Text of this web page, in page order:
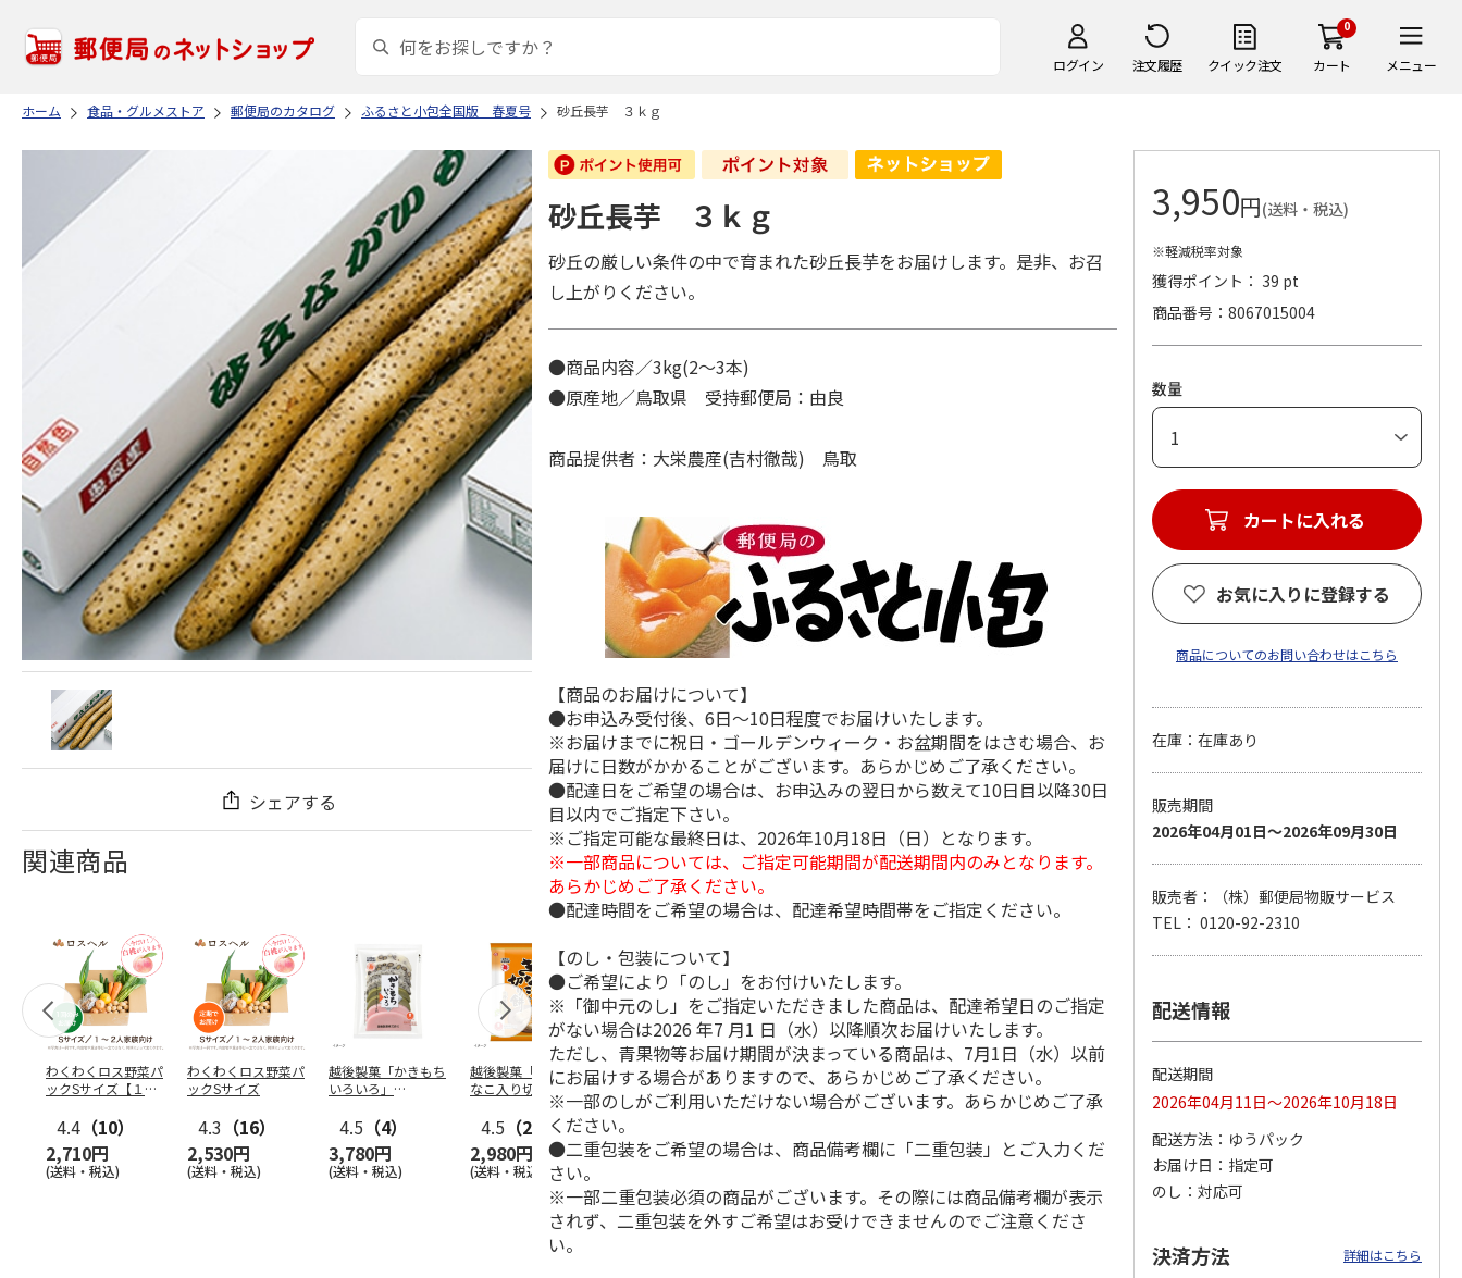
ログイン 注文履歴 クイック注文
0
カート メニュー
ホーム 食品・グルメストア 郵便局のカタログ ふるさと小包全国版 春夏号 砂丘長芋 ３ｋｇ
シェアする
関連商品
わくわくロス野菜パ
ックSサイズ【１
4.4 （10）
2,710円
(送料・税込)
わくわくロス野菜パ
ックSサイズ
4.3 （16）
2,530円
(送料・税込)
越後製菓「かきもち
いろいろ」
4.5 （4）
3,780円
(送料・税込)
越後製菓「生一番き
なこ入り切り餅」
4.5 （2）
2,980円
(送料・税込)
さやまるプロジェク
トの朝採り完熟トマ
ト
4.8
3,780円
越後製菓「よもぎも
ち きねつき」
450g×10袋
4,680円
ゴールドラッシュ＆
ピュアホワイト
4,420円
わくわくロス野菜パ
ックMサイズ【１
回】
3,865円
ＪＡあきた湖東のえ
4.8
（10）
2,700円
(送料・税込)
袋
砂丘長芋 ３ｋｇ
砂丘の厳しい条件の中で育まれた砂丘長芋をお届けします。是非、お召
し上がりください。
●商品内容／3kg(2～3本)
●原産地／鳥取県 受持郵便局：由良
商品提供者：大栄農産(吉村徹哉) 鳥取
【商品のお届けについて】
●お申込み受付後、6日～10日程度でお届けいたします。
※お届けまでに祝日・ゴールデンウィーク・お盆期間をはさむ場合、お
届けに日数がかかることがございます。あらかじめご了承ください。
●配達日をご希望の場合は、お申込みの翌日から数えて10日目以降30日
目以内でご指定下さい。
※ご指定可能な最終日は、2026年10月18日（日）となります。
※一部商品については、ご指定可能期間が配送期間内のみとなります。
あらかじめご了承ください。
●配達時間をご希望の場合は、配達希望時間帯をご指定ください。
【のし・包装について】
●ご希望により「のし」をお付けいたします。
※「御中元のし」をご指定いただきました商品は、配達希望日のご指定
がない場合は2026 年7 月1 日（水）以降順次お届けいたします。
ただし、青果物等お届け期間が決まっている商品は、7月1日（水）以前
にお届けする場合がありますので、あらかじめご了承ください。
※一部のしがご利用いただけない場合がございます。あらかじめご了承
ください。
●二重包装をご希望の場合は、商品備考欄に「二重包装」とご入力くだ
さい。
※一部二重包装必須の商品がございます。その際には商品備考欄が表示
されず、二重包装を外すご希望はお受けできませんのでご注意くださ
い。
3,950円(送料・税込)
※軽減税率対象
獲得ポイント： 39 pt
商品番号
8067015004
数量
カートに入れる
お気に入りに登録する
商品についてのお問い合わせはこちら
在庫：在庫あり
販売期間
2026年04月01日～2026年09月30日
販売者：（株）郵便局物販サービス
TEL： 0120-92-2310
配送情報
配送期間
2026年04月11日～2026年10月18日
配送方法
ゆうパック
お届け日
指定可
のし
対応可
決済方法 詳細はこちら